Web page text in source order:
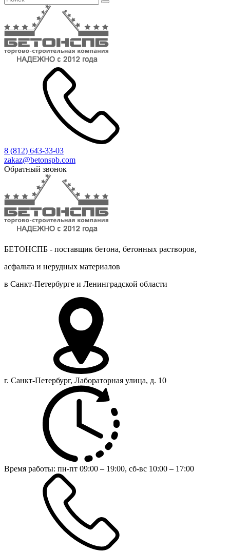
8 (812) 643-33-03
zakaz@betonspb.com
Обратный звонок
БЕТОНСПБ - поставщик бетона, бетонных растворов,
асфальта и нерудных материалов
в Санкт-Петербурге и Ленинградской области
г. Санкт-Петербург, Лабораторная улица, д. 10
Время работы: пн-пт 09:00 – 19:00, сб-вс 10:00 – 17:00